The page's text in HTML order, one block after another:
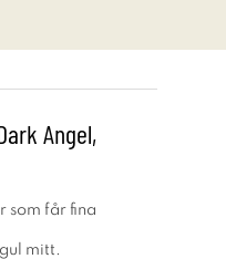
Angel,
som får fina
mitt.